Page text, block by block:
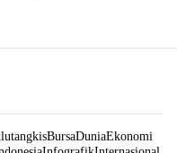
BursaDuniaEkonomi